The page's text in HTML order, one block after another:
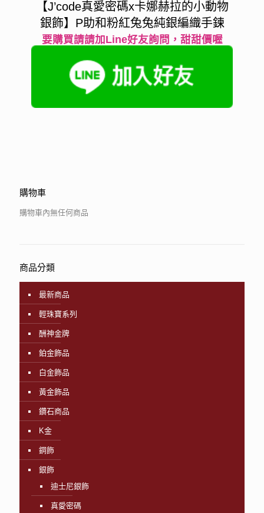
【J’code真愛密碼x卡娜赫拉的小動物
銀飾】P助和粉紅兔兔純銀編織手鍊
要購買請請加Line好友詢問，甜甜價喔
購物車
購物車內無任何商品
商品分類
最新商品
輕珠寶系列
酬神金牌
鉑金飾品
白金飾品
黃金飾品
鑽石商品
K金
鋼飾
銀飾
迪士尼銀飾
真愛密碼